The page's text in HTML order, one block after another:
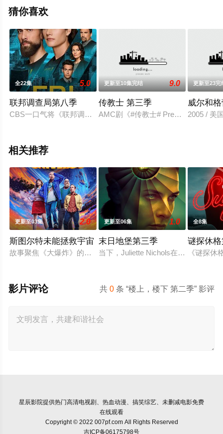
剧全集就来星辰影视，更多相关信息可移步至豆瓣电视
猜你喜欢
全22集 5.0
联邦调查局第八季
CBS一口气将《联邦调查局》续订至第九季。
更新至10集完结 9.0
传教士 第三季
AMC剧《#传教士# Preacher》虽然
更新至23完
威尔和
2005 / 美
相关推荐
更新至03集 2.0
斯图尔特未能拯救宇宙
故事聚焦《大爆炸》的漫画书老板斯图尔特·布鲁姆，他弄坏了
更新至06集 1.0
末日地堡第三季
当下，Juliette Nichols在被迫接受“净
全8集
谜探休
《谜探
共0 条 “楼上，楼下 第二季” 影评
影片评论
星辰影院提供热门高清电视剧、热血动漫、搞笑综艺、未删减电影免费
在线观看
Copyright © 2022 007pf.com All Rights Reserved
吉ICP备06175798号